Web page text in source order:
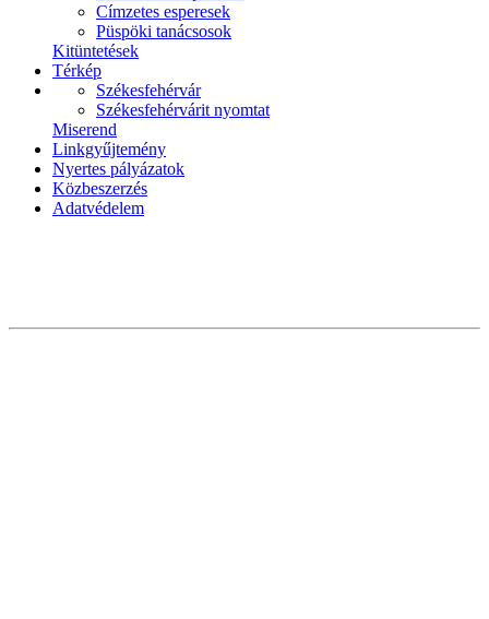
Címzetes esperesek
Püspöki tanácsosok
Kitüntetések
Térkép
Székesfehérvár
Székesfehérvárit nyomtat
Miserend
Linkgyűjtemény
Nyertes pályázatok
Közbeszerzés
Adatvédelem